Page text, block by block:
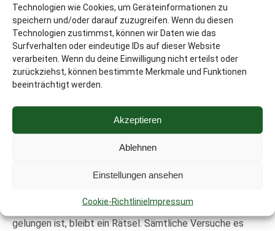
Technologien wie Cookies, um Geräteinformationen zu
speichern und/oder darauf zuzugreifen. Wenn du diesen
Technologien zustimmst, können wir Daten wie das
Surfverhalten oder eindeutige IDs auf dieser Website
verarbeiten. Wenn du deine Einwilligung nicht erteilst oder
zurückziehst, können bestimmte Merkmale und Funktionen
beeinträchtigt werden.
Akzeptieren
Ablehnen
Einstellungen ansehen
Cookie-RichtlinieImpressum
Ich mag das Design, aber ihr könnt euch nicht vorstellen,
was für ein Kampf es war, es zu erstellen. Abgesehen
davon, dass wir uns auf keine Farbe einigen konnten; außer
das es auffällig sein sollte. Als Grundidee wollte ich mich
an die Farbgestaltung des Covers halten, wobei Rosa
Blau, Violett, Weiß und Schwarz ergeben? Seeeehr viele
und und nur auf eine einzige konnten wir uns einigen. Laut
Creator der Seite, mit der ich das T-Shirt erstellt habe, ist
Impact eine Silhouette erstellen werde. Wie es mir
gelungen ist, bleibt ein Rätsel. Sämtliche Versuche es